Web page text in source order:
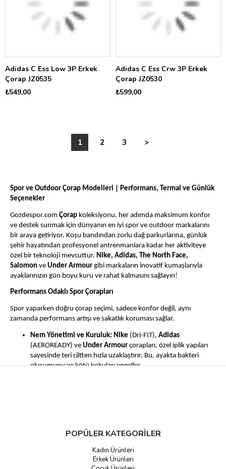
Adidas C Ess Low 3P Erkek
Çorap JZ0535
₺549,00
Adidas C Ess Crw 3P Erkek
Çorap JZ0530
₺599,00
1 2 3 >
Spor ve Outdoor Çorap Modelleri | Performans, Termal ve Günlük
Seçenekler
Gozdespor.com Çorap koleksiyonu, her adımda maksimum konfor
ve destek sunmak için dünyanın en iyi spor ve outdoor markalarını
bir araya getiriyor. Koşu bandından zorlu dağ parkurlarına, günlük
şehir hayatından profesyonel antrenmanlara kadar her aktiviteye
özel bir teknoloji mevcuttur. Nike, Adidas, The North Face,
Salomon ve Under Armour gibi markaların inovatif kumaşlarıyla
ayaklarınızın gün boyu kuru ve rahat kalmasını sağlayın!
Performans Odaklı Spor Çorapları
Spor yaparken doğru çorap seçimi, sadece konfor değil, aynı
zamanda performans artışı ve sakatlık koruması sağlar.
Nem Yönetimi ve Kuruluk: Nike (Dri-FIT), Adidas
(AEROREADY) ve Under Armour çorapları, özel iplik yapıları
sayesinde teri ciltten hızla uzaklaştırır. Bu, ayakta bakteri
oluşumunu ve kötü kokuları engeller.
yapılar, çorabın ayakkabı içinde kaymasını önler ve kan
dolaşımını destekleyerek yorgunluğu azaltır.
Outdoor ve Termal Çorap Teknolojileri
POPÜLER KATEGORİLER
Kadın Ürünleri
Erkek Ürünleri